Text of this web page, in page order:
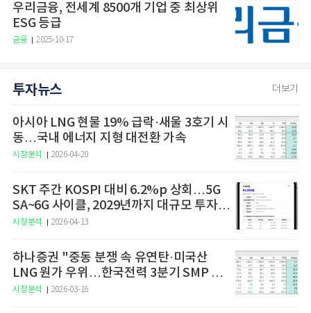
우리금융, 전세계 8500개 기업 중 최상위
ESG 등급
금융 2025-10-17
투자뉴스 더보기
아시아 LNG 현물 19% 급락·새울 3호기 시
동…국내 에너지 지형 대전환 가속
시장분석 2026-04-20
SKT 주간 KOSPI 대비 6.2%p 상회…5G
SA~6G 사이클, 2029년까지 대규모 투자
예고
시장분석 2026-04-13
하나증권 "중동 분쟁 속 유연탄·미국산
LNG 원가 우위…한국전력 3분기 SMP 상
승 전망"
시장분석 2026-03-16